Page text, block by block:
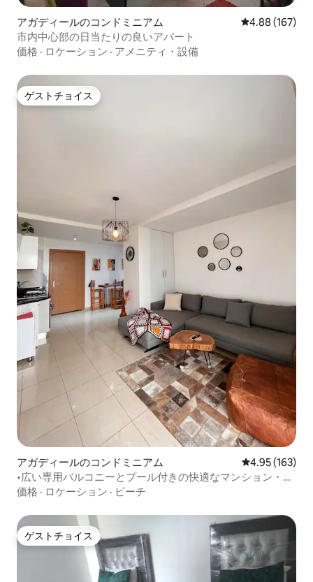
アガディールのコンドミニアム レビュー167
4.88 (167)
市内中心部の日当たりの良いアパート
価格 · ロケーション · アメニティ・設備
ゲストチョイス
ゲストチョイス
アガディールのコンドミニアム レビュー163
4.95 (163)
•広い専用バルコニーとプール付きの快適なマンション・ア
パート•
価格 · ロケーション · ビーチ
ゲストチョイス
ゲストチョイス